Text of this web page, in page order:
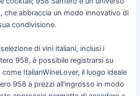
che abbraccia un modo innovativo di
condivisione.
di vini italiani, inclusi i
958, è possibile registrarsi su
ItalianWineLover, il luogo ideale
958 a prezzi all'ingrosso in modo